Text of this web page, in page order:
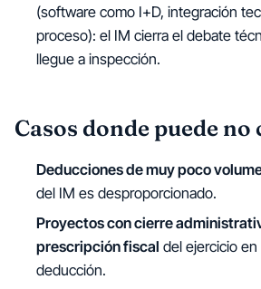
(software como I+D, integración
proceso): el IM cierra el debate
llegue a inspección.
Casos donde puede
Deducciones de muy poco
del IM es desproporcionado.
Proyectos con cierre
prescripción fiscal del ejercicio
deducción.